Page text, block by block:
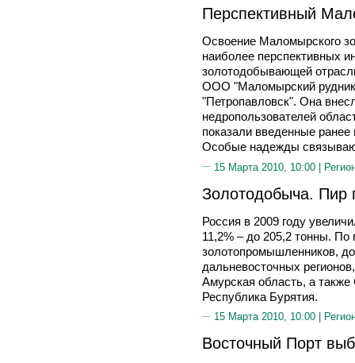
Перспективный
Освоение Маломырского
наиболее перспективных
золотодобывающей
ООО "Маломырский
"Петропавловск". Она
недропользователей
показали введенные
Особые надежды
15 Марта 2010, 10:00 |
Золотодобыча. Пир
Россия в 2009 году
11,2% – до 205,2 тонны.
золотопромышленников,
дальневосточных
Амурская область, а
Республика Бурятия.
15 Марта 2010, 10:00 |
Восточный Порт